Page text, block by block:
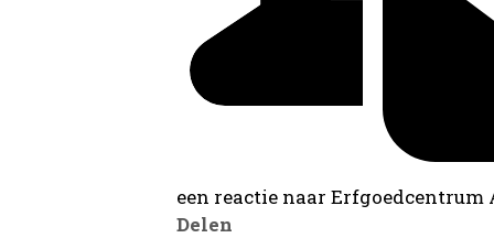
een reactie naar
Delen